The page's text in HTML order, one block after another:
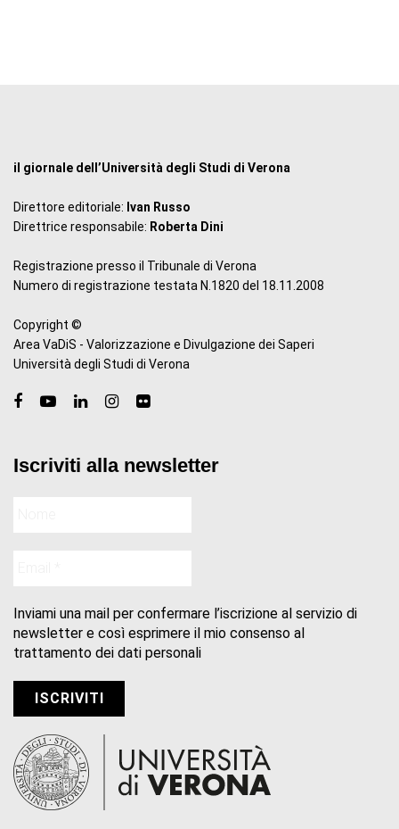
il giornale dell’Università degli Studi di Verona
Direttore editoriale: Ivan Russo
Direttrice responsabile: Roberta Dini
Registrazione presso il Tribunale di Verona
Numero di registrazione testata N.1820 del 18.11.2008
Copyright ©
Area VaDiS - Valorizzazione e Divulgazione dei Saperi
Università degli Studi di Verona
Iscriviti alla newsletter
Inviami una mail per confermare l’iscrizione al servizio di
newsletter e così esprimere il mio consenso al
trattamento dei dati personali